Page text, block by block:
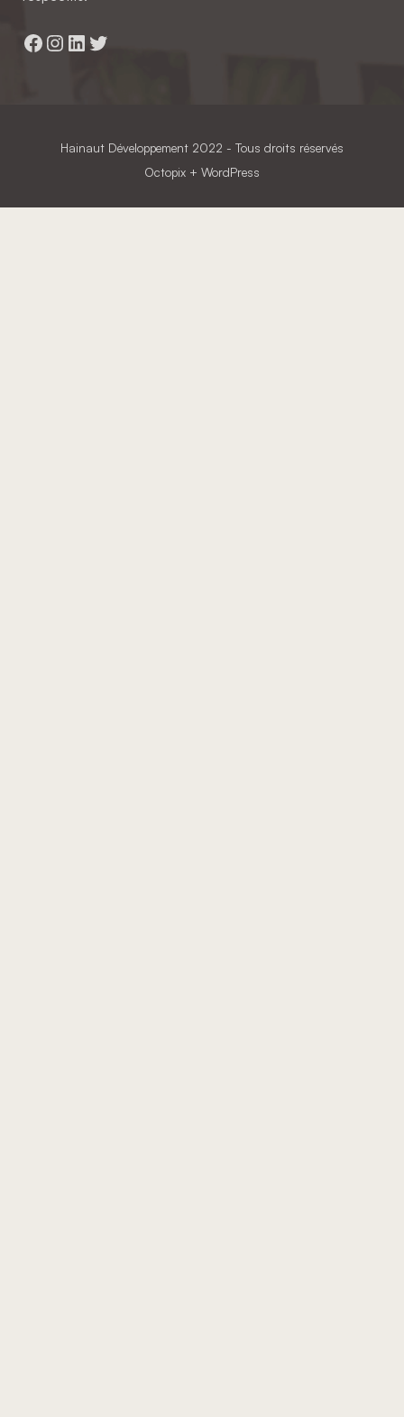
Facebook
Instagram
LinkedIn
Twitter
Hainaut Développement 2022 - Tous droits réservés
Octopix + WordPress